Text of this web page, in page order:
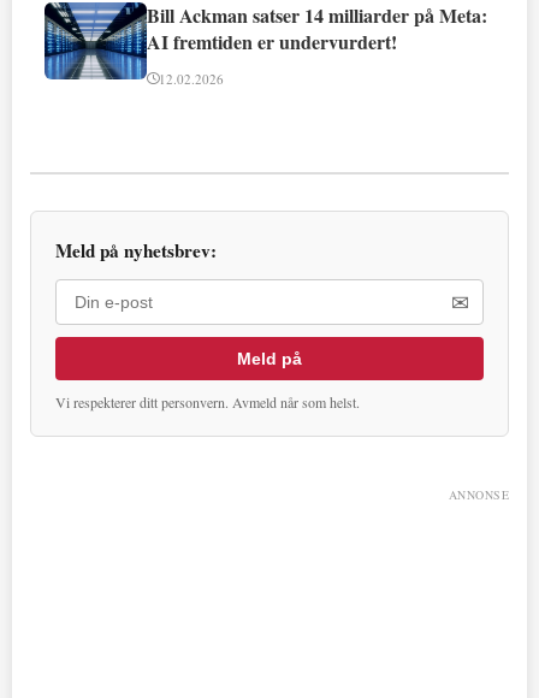
Bill Ackman satser 14 milliarder på Meta:
AI fremtiden er undervurdert!
12.02.2026
Meld på nyhetsbrev:
✉
Meld på
Vi respekterer ditt personvern. Avmeld når som helst.
ANNONSE